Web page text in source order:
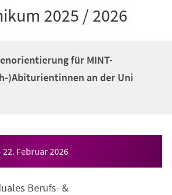
2025 / 2026
für MINT-
)Abiturientinnen an der Uni
22. Februar 2026
Berufs- &